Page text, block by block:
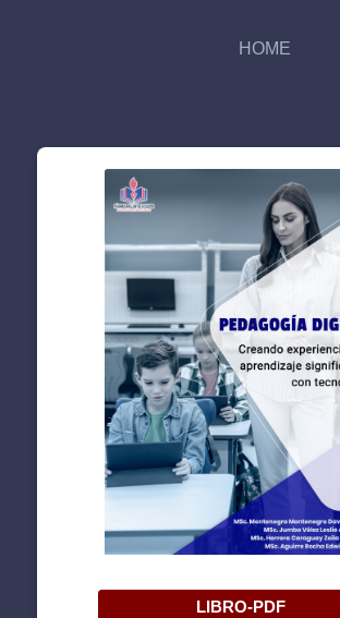
HOME
LIBRO-PDF